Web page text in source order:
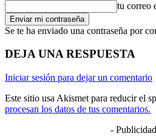
tu correo
Se te ha enviado una contraseña por
DEJA UNA RESPUESTA
Iniciar sesión para dejar un comentario
Este sitio usa Akismet para reducir el
procesan los datos de tus comentarios.
-